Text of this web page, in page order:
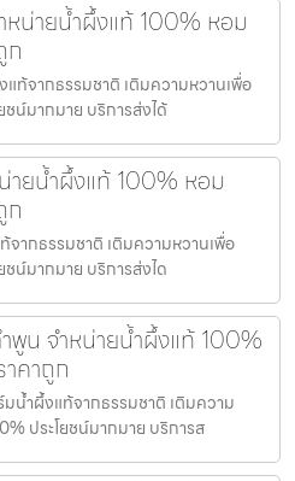
หน่ายน้ำผึ้งแท้ 100% หอม
ก
ท้จากธรรมชาติ เติมความหวานเพื่อ
น์มากมาย บริการส่งได้
ายน้ำผึ้งแท้ 100% หอม
ก
ากธรรมชาติ เติมความหวานเพื่อ
น์มากมาย บริการส่งได
พูน จำหน่ายน้ำผึ้งแท้ 100%
คาถูก
น้ำผึ้งแท้จากธรรมชาติ เติมความ
ประโยชน์มากมาย บริการส